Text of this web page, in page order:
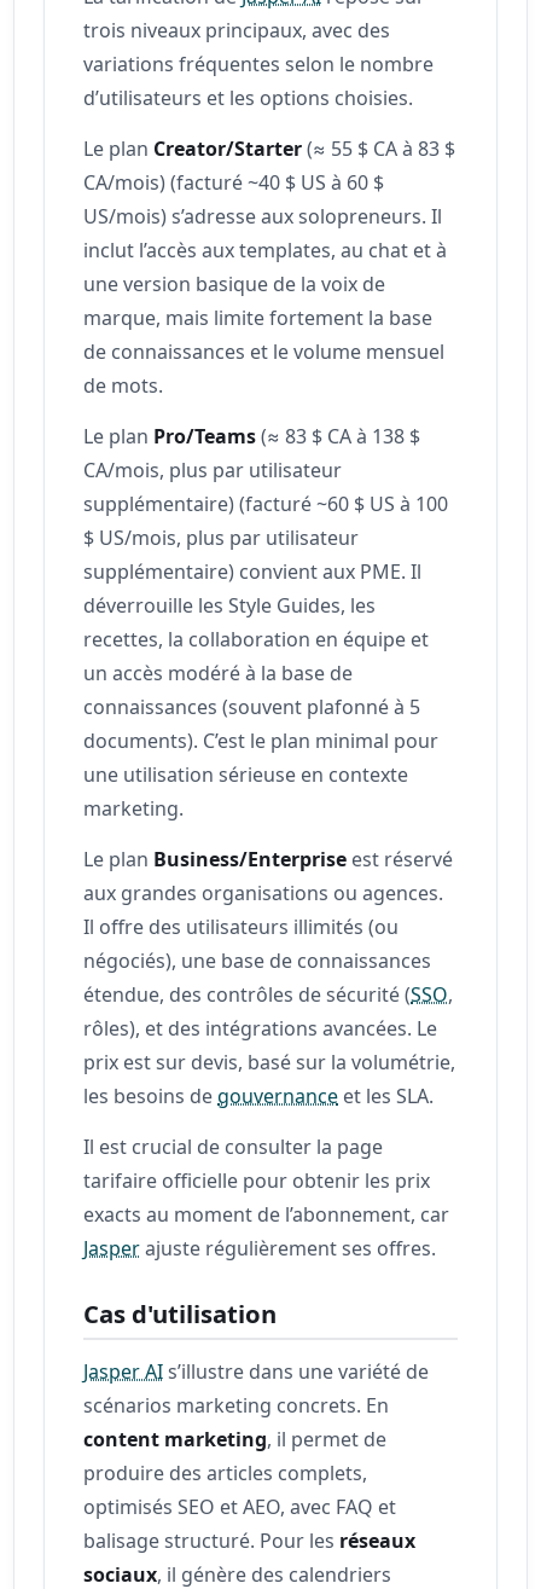
trois niveaux principaux, avec des
variations fréquentes selon le nombre
d’utilisateurs et les options choisies.
Le plan Creator/Starter(≈ 55 $ CA à 83 $
CA/mois) (facturé ~40 $ US à 60 $
US/mois) s’adresse aux solopreneurs. Il
inclut l’accès aux templates, au chat et à
une version basique de la voix de
marque, mais limite fortement la base
de connaissances et le volume mensuel
de mots.
Le plan Pro/Teams(≈ 83 $ CA à 138 $
CA/mois, plus par utilisateur
supplémentaire) (facturé ~60 $ US à 100
$ US/mois, plus par utilisateur
supplémentaire) convient aux PME. Il
déverrouille les Style Guides, les
recettes, la collaboration en équipe et
un accès modéré à la base de
connaissances (souvent plafonné à 5
documents). C’est le plan minimal pour
une utilisation sérieuse en contexte
marketing.
Le plan Business/Enterprise est réservé
aux grandes organisations ou agences.
Il offre des utilisateurs illimités (ou
négociés), une base de connaissances
étendue, des contrôles de sécurité (SSO,
rôles), et des intégrations avancées. Le
prix est sur devis, basé sur la volumétrie,
les besoins degouvernance et les SLA.
Il est crucial de consulter la page
tarifaire officielle pour obtenir les prix
exacts au moment de l’abonnement, car
Jasperajuste régulièrement ses offres.
Cas d'utilisation
Jasper AIs’illustre dans une variété de
scénarios marketing concrets. En
content marketing, il permet de
produire des articles complets,
optimisés SEO et AEO, avec FAQ et
balisage structuré. Pour les réseaux
sociaux, il génère des calendriers